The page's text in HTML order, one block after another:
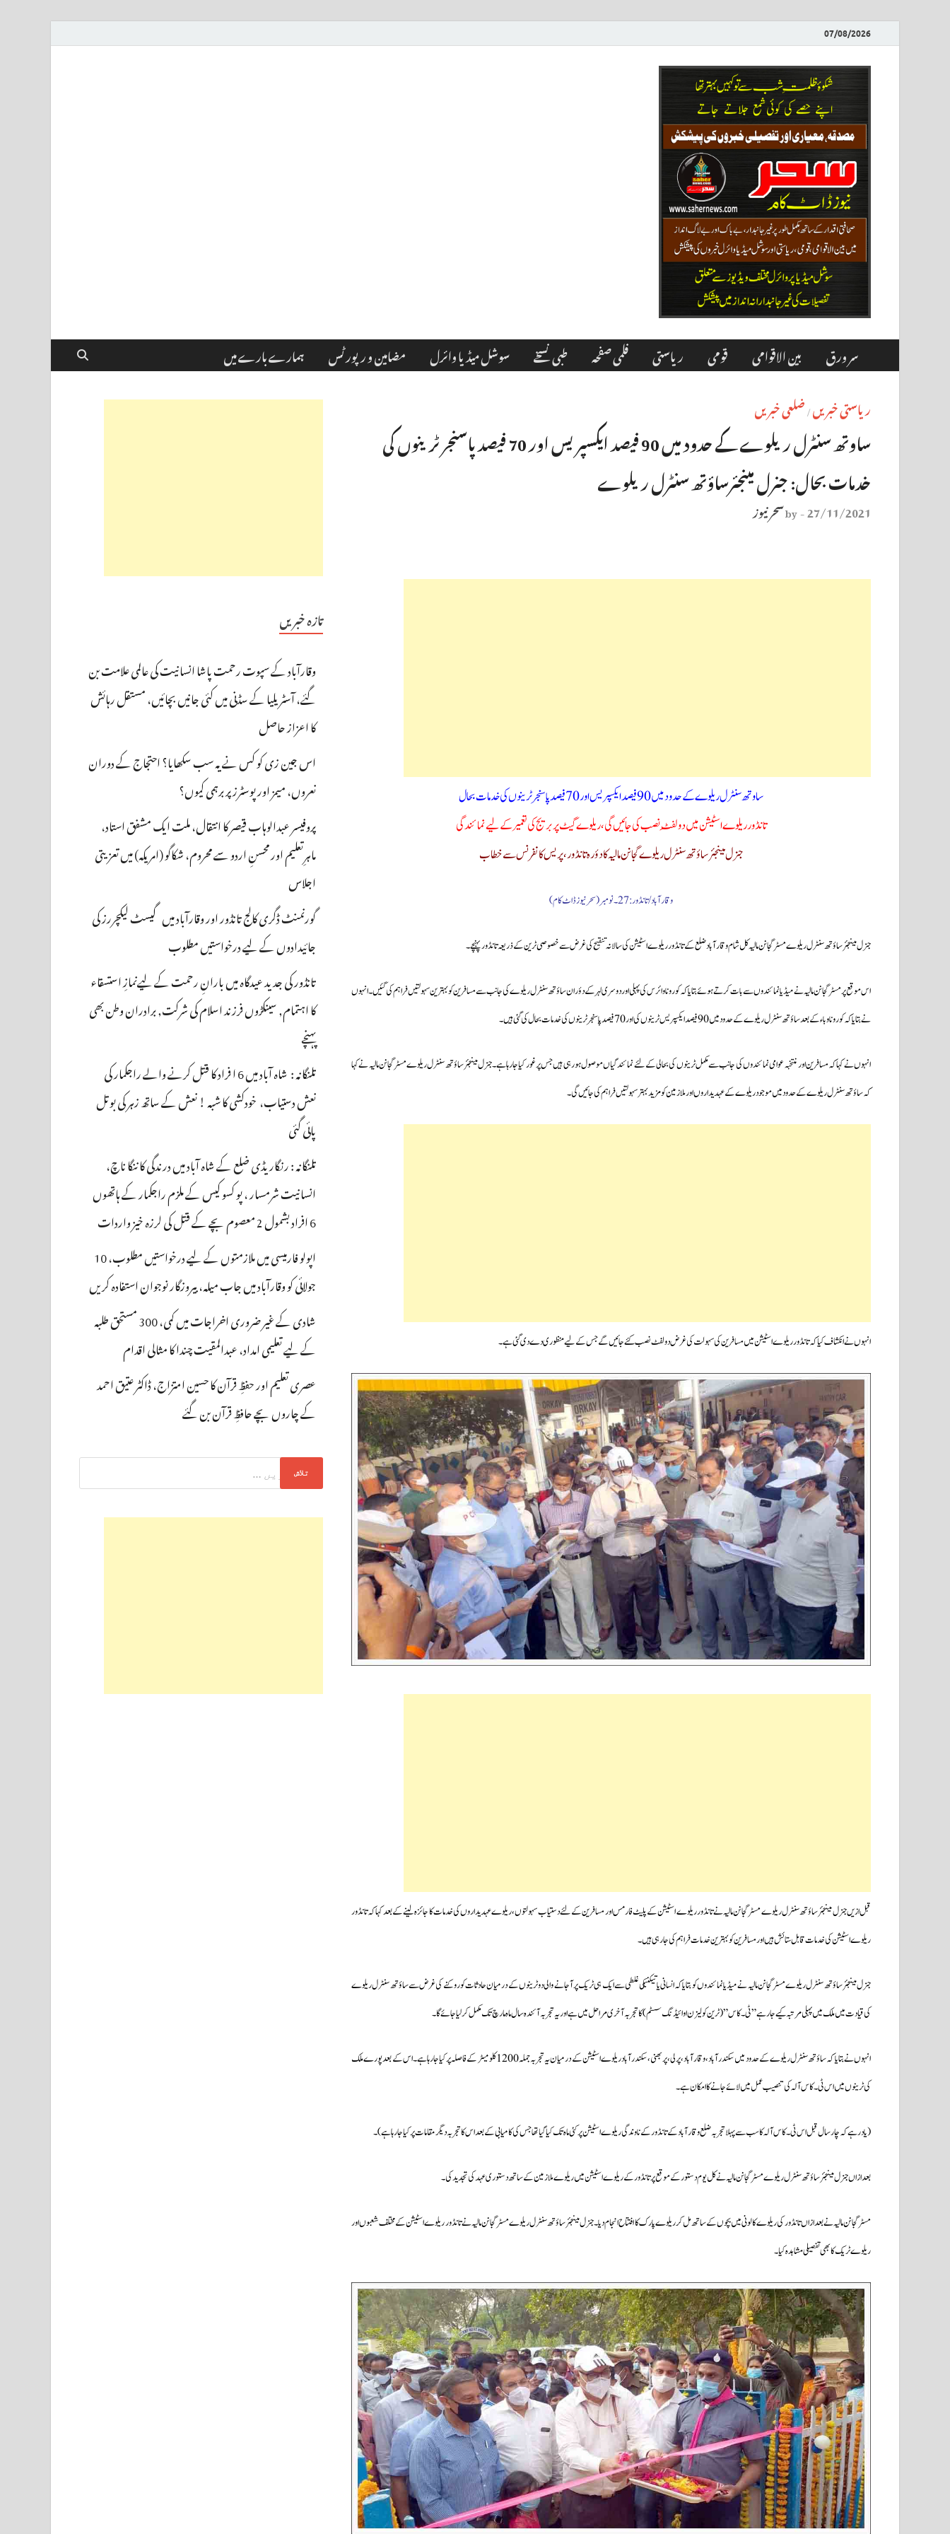
07/08/2026
سر ورق بین الاقوامی قومی ریاستی فلمی صفحہ طبی نسخے سوشل میڈیا وائرل مضامین و رپورٹس
ہمارے بارے میں
ریاستی خبریں / ضلعی خبریں
ساوتھ سنٹرل ریلوے کے حدود میں 90 فیصد ایکسپریس اور 70 فیصدپاسنجر ٹرینوں کی
خدمات بحال: جنرل مینجئرساؤتھ سنٹرل ریلوے
27/11/2021
-
byسحر نیوز
ساوتھ سنٹرل ریلوے کے حدود میں 90 فیصد ایکسپریس اور 70 فیصد پاسنجر ٹرینوں کی خدمات بحال
تانڈور ریلوے اسٹیشن میں دو لِفٹ نصب کی جائیں گی،ریلوے گیٹ پر بریج کی تعمیر کے لیے نمائندگی
جنرل مینجئر ساؤتھ سنٹرل ریلوے گجانن مالیہ کا دؤرہ تانڈور، پریس کانفرنس سے خطاب
وقارآباد/تانڈور:27۔نومبر(سحرنیوزڈاٹ کام)
جنرل مینجئرساؤتھ سنٹرل ریلوے مسٹر گجانن مالیہ کل شام وقارآباد ضلع کے تانڈور ریلوے اسٹیشن کی سالانہ تنقیح کی غرض سے خصوصی ٹرین کے ذریعہ تانڈور پہنچے۔
اس موقع پر مسٹر گجانن مالیہ نے میڈیا نمائندوں سے بات کرتے ہوئے بتایا کہ کوروناوائرس کی پہلی اور دوسری لہر کے دؤران ساؤتھ سنٹرل ریلوے کی جانب سے مسافرین کو بہترین سہولتیں فراہم کی گئیں۔انہوں
نے بتایا کہ کورونا وباء کے بعد ساؤتھ سنٹرل ریلوے کے حدود میں 90 فیصد ایکسپریس ٹرینوں کی اور 70 فیصد پاسنجر ٹرینوں کی خدمات بحال کی گئی ہیں۔
انہوں نے کہا کہ مسافرین اور منتخبہ عوامی نمائندوں کی جانب سے مکمل ٹرینوں کی بحالی کے لئے نمائندگیاں موصول ہورہی ہیں جس پر غور کیا جارہا ہے۔جنرل مینجئرساؤتھ سنٹرل ریلوے مسٹرگجانن مالیہ نے کہا
کہ ساؤتھ سنٹرل ریلوے کے حدود میں موجود ریلوے کے عہدیداروں اور ملازمین کو مزید بہتر سہولتیں فراہم کی جائیں گی۔
انہوں نے انکشاف کیا کہ تانڈور ریلوے اسٹیشن میں مسافرین کی سہولت کی غرض دو لفٹ نصب کئے جائیں گے جس کے لیے منظوری دے دی گئی ہے۔
قبل ازیں جنرل مینجئر ساؤتھ سنٹرل ریلوے مسٹرگجانن مالیہ نے تانڈور ریلوے اسٹیشن کے پلیٹ فارمس اور مسافرین کے لئے دستیاب سہولتوں،ریلوے عہدیداروں کی خدمات کا جائزہ لینے کے بعد کہا کہ تانڈور
ریلوے اسٹیشن کی خدمات قابل ستائش ہیں اور مسافرین کو بہترین خدمات فراہم کی جارہی ہیں۔
جنرل مینجئر ساؤتھ سنٹرل ریلوے مسٹرگجانن مالیہ نے میڈیا نمائندوں کو بتایا کہ انسانی یا تیکنیکی غلطی سے ایک ہی ٹریک پر آجانے والی دو ٹرینوں کے درمیان حادثات کو روکنے کی غرض سے ساؤتھ سنٹرل ریلوے
کی قیادت میں ملک میں پہلی مرتبہ کیے جارہے”ٹی۔کاس”(ٹرین کولیزن اوائیڈنگ سسٹم) کا تجربہ آخری مراحل میں ہے اور یہ تجربہ آئندہ سال ماہ مارچ تک مکمل کرلیا جائے گا۔
انہوں نے بتایا کہ ساؤتھ سنٹرل ریلوے کے حدود میں سکندرآباد،وقارآباد،پرلی، پربھنی،سکندرآباد ریلوے اسٹیشن کے درمیان یہ تجربہ جملہ 1200 کلومیٹر کے فاصلہ پرکیا جارہا ہے۔اس کے بعد پورے ملک
کی ٹرینوں میں اس ٹی۔کاس آلہ کی تنصیب عمل میں لائے جانے کا امکان ہے۔
(یاد رہے کہ چار سال قبل اس ٹی۔کاس آلہ کا سب سے پہلا تجربہ ضلع وقارآباد کے تانڈور کے ناوندگی ریلوے اسٹیشن پر کئی ماہ تک کیا گیا تھا جس کی کامیابی کے بعد اس کا تجربہ دیگر مقامات پر کیا جارہا ہے)۔
بعدازاں جنرل مینجئر ساؤتھ سنٹرل ریلوے مسٹرگجانن مالیہ نے کل یوم دستورکے موقع پر تانڈور کے ریلوے اسٹیشن میں ریلوے ملازمین کے ساتھ دستوری عہد کی تجدید کی۔
مسٹر گجانن مالیہ نے بعدازاں تانڈور کی ریلوے کالونی میں بچوں کے ساتھ مل کر ریلوے پارک کا افتتاح انجام دیا۔جنرل مینجئر ساؤتھ سنٹرل ریلوے مسٹر گجانن مالیہ نے تانڈور ریلوے اسٹیشن کے مختلف شعبوں اور
ریلوے ٹریک کا بھی تفصیلی مشاہدہ کیا۔
تازہ خبریں
وقارآباد کے سپوت رحمت پاشا انسانیت کی عالمی علامت بن
گئے، آسٹریلیا کے سڈنی میں کئی جانیں بچائیں، مستقل رہائش
کا اعزاز حاصل
اس جین زی کو کس نے یہ سب سکھایا؟ احتجاج کے دوران
نعروں، میمز اور پوسٹرز پر برہمی کیوں؟
پروفیسر عبدالوہاب قیصر کا انتقال، ملت ایک مشفق استاد،
ماہرِتعلیم اور محسنِ اردو سے محروم، شکاگو (امریکہ) میں تعزیتی
اجلاس
گورنمنٹ ڈگری کالج تانڈور اور وقارآباد میں گیسٹ لیکچررز کی
جائیدادوں کے لیے درخواستیں مطلوب
تانڈور کی جدید عیدگاہ میں بارانِ رحمت کے لیےنمازِ استسقاء
کا اہتمام, سینکڑوں فرزند اسلام کی شرکت, برادران وطن بھی
پہنچے
تلنگانہ : شاہ آباد میں 6 ا فراد کا قتل کرنے والے راجکمار کی
نعش دستیاب، خودکشی کا شبہ ! نعش کے ساتھ زہر کی بوتل
پائی گئی
تلنگانہ : رنگاریڈی ضلع کے شاہ آباد میں درندگی کا ننگا ناچ،
انسانیت شرمسار ، پو کسو کیس کے ملزم راجکمار کے ہاتھوں
6 افراد بشمول 2 معصوم بچے کے قتل کی لرزہ خیز واردات
اپولو فارمیسی میں ملازمتوں کے لیے درخواستیں مطلوب، 10
جولائی کو وقارآباد میں جاب میلہ، بیروزگار نوجوان استفادہ کریں
شادی کے غیر ضروری اخراجات میں کمی، 300 مستحق طلبہ
کے لیے تعلیمی امداد، عبدالمقیت چندا کا مثالی اقدام
عصری تعلیم اور حفظِ قرآن کا حسین امتزاج، ڈاکٹر عتیق احمد
کے چاروں بچے حافظِ قرآن بن گئے